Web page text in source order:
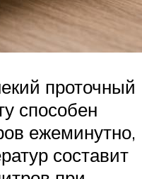
проточный
способен
ежеминутно,
составит